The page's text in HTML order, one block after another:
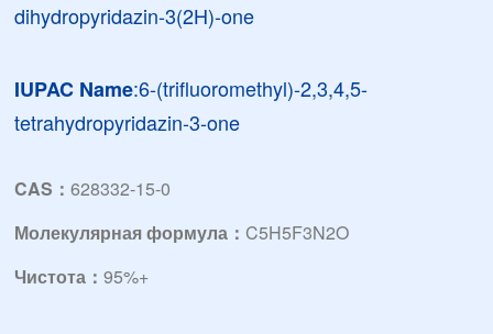
dihydropyridazin-3(2H)-one
IUPAC Name:6-(trifluoromethyl)-2,3,4,5-
tetrahydropyridazin-3-one
CAS：628332-15-0
Молекулярная формула：C5H5F3N2O
Чистота：95%+